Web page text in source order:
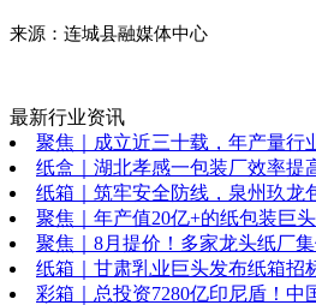
来源：连城县融媒体中心
最新行业资讯
聚焦｜成立近三十载，年产量
纸盒｜湖北孝感一包装厂效率提
纸箱｜筑牢安全防线，泉州玖龙
聚焦｜年产值20亿+的纸包装巨
聚焦｜8月提价！多家龙头纸厂集
纸箱｜甘肃乳业巨头发布纸箱招
彩箱｜总投资7280亿印尼盾！中